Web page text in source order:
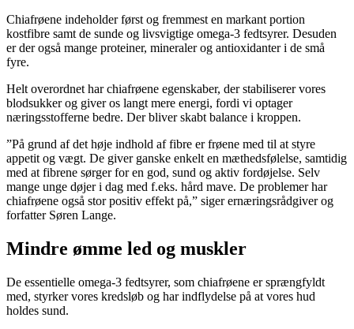
Chiafrøene indeholder først og fremmest en markant portion
kostfibre samt de sunde og livsvigtige omega-3 fedtsyrer. Desuden
er der også mange proteiner, mineraler og antioxidanter i de små
fyre.
Helt overordnet har chiafrøene egenskaber, der stabiliserer vores
blodsukker og giver os langt mere energi, fordi vi optager
næringsstofferne bedre. Der bliver skabt balance i kroppen.
”På grund af det høje indhold af fibre er frøene med til at styre
appetit og vægt. De giver ganske enkelt en mæthedsfølelse, samtidig
med at fibrene sørger for en god, sund og aktiv fordøjelse. Selv
mange unge døjer i dag med f.eks. hård mave. De problemer har
chiafrøene også stor positiv effekt på,” siger ernæringsrådgiver og
forfatter Søren Lange.
Mindre ømme led og muskler
De essentielle omega-3 fedtsyrer, som chiafrøene er sprængfyldt
med, styrker vores kredsløb og har indflydelse på at vores hud
holdes sund.